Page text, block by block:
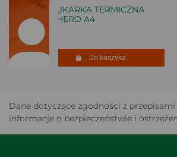
DRUKARKA TERMICZNA
FICHERO A4
Do koszyka
Dane dotyczące zgodności z
informacje o bezpieczeństwie i